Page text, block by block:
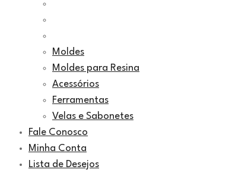
Moldes
Moldes para Resina
Acessórios
Ferramentas
Velas e Sabonetes
Fale Conosco
Minha Conta
Lista de Desejos